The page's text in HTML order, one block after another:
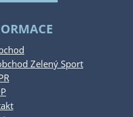
Zelený Sport